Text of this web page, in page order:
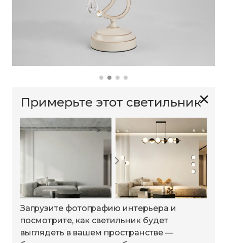
✕
Примерьте этот светильник
Загрузите фотографию интерьера и
посмотрите, как светильник будет
выглядеть в вашем пространстве —